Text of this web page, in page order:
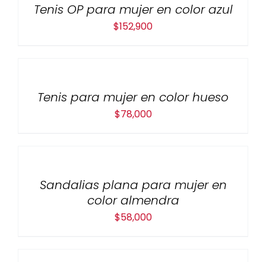
Tenis OP para mujer en color azul
$152,900
Tenis para mujer en color hueso
$78,000
Sandalias plana para mujer en
color almendra
$58,000